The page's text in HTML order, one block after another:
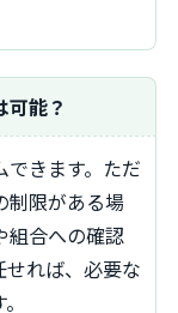
可能？
制限がある場
組合への確認
れば、必要な